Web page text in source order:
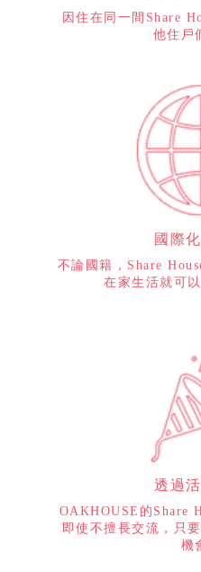
因住在同一間Share
他住戶
國際
不論國籍，Share
在家生活就可
透過
OAKHOUSE的Share
即使不擅長交流，只
機